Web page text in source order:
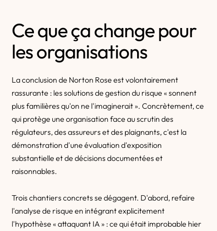
Ce que ça change pour
les organisations
La conclusion de Norton Rose est volontairement
rassurante : les solutions de gestion du risque « sonnent
plus familières qu'on ne l'imaginerait ». Concrètement, ce
qui protège une organisation face au scrutin des
régulateurs, des assureurs et des plaignants, c'est la
démonstration d'une évaluation d'exposition
substantielle et de décisions documentées et
raisonnables.
Trois chantiers concrets se dégagent. D'abord, refaire
l'analyse de risque en intégrant explicitement
l'hypothèse « attaquant IA » : ce qui était improbable hier